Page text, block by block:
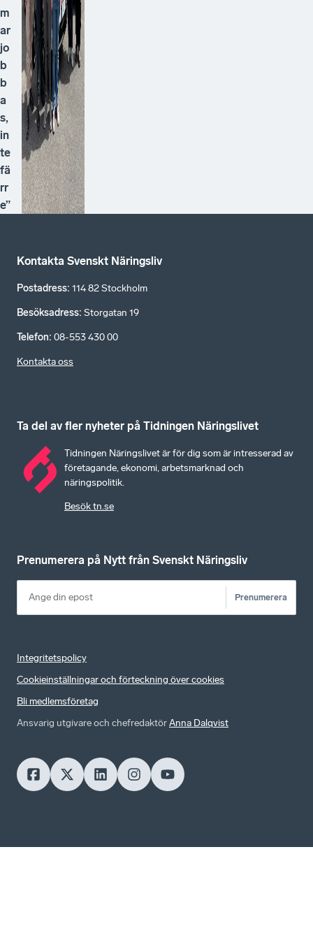
m
ar
jo
b
b
a
s,
in
te
fä
rr
e”
Kontakta Svenskt Näringsliv
Postadress: 114 82 Stockholm
Besöksadress: Storgatan 19
Telefon: 08-553 430 00
Kontakta oss
Ta del av fler nyheter på Tidningen Näringslivet
Tidningen Näringslivet är för dig som är intresserad av
företagande, ekonomi, arbetsmarknad och
näringspolitik.
Besök tn.se
Prenumerera på Nytt från Svenskt Näringsliv
Prenumerera
Integritetspolicy
Cookieinställningar och förteckning över cookies
Bli medlemsföretag
Ansvarig utgivare och chefredaktörAnna Dalqvist